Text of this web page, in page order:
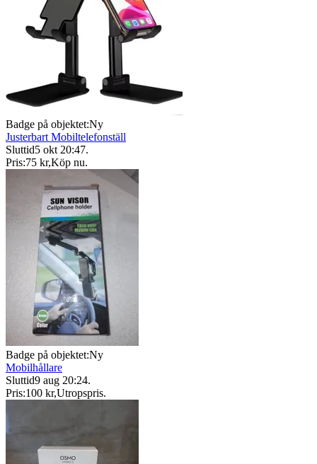
Badge på objektet:Ny
Justerbart Mobiltelefonställ
Sluttid5 okt 20:47.
Pris:75 kr,Köp nu.
Badge på objektet:Ny
Mobilhållare
Sluttid9 aug 20:24.
Pris:100 kr,Utropspris.